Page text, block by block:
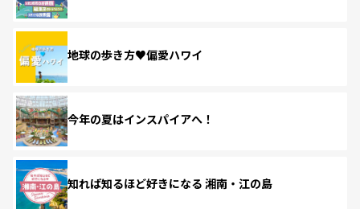
地球の歩き方♥偏愛ハワイ
今年の夏はインスパイアへ！
知れば知るほど好きになる 湘南・江の島